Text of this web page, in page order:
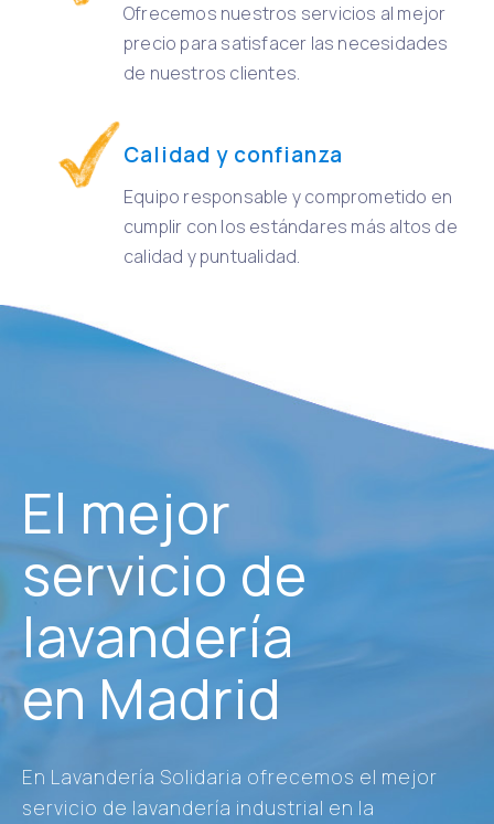
Ofrecemos nuestros servicios al mejor
precio para satisfacer las necesidades
de nuestros clientes.
Calidad y confianza
Equipo responsable y comprometido en
cumplir con los estándares más altos de
calidad y puntualidad.
El mejor
servicio de
lavandería
en Madrid
En Lavandería Solidaria ofrecemos el mejor
servicio de lavandería industrial en la